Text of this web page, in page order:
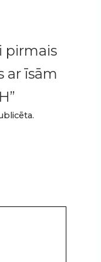
pirmais
ar īsām